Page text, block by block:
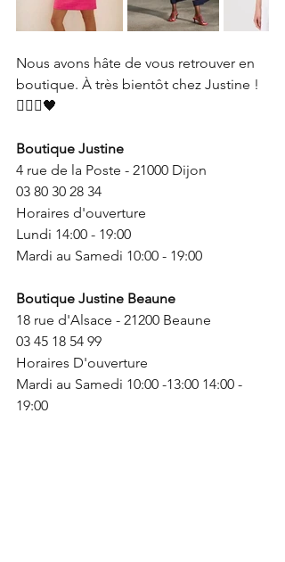
Nous avons hâte de vous retrouver en
boutique. À très bientôt chez Justine !
🙋🏼‍♀️🖤
Boutique Justine
4 rue de la Poste - 21000 Dijon
03 80 30 28 34
Horaires d'ouverture
Lundi 14:00 - 19:00
Mardi au Samedi 10:00 - 19:00
Boutique Justine Beaune
18 rue d'Alsace - 21200 Beaune
03 45 18 54 99
Horaires D'ouverture
Mardi au Samedi 10:00 -13:00 14:00 -
19:00